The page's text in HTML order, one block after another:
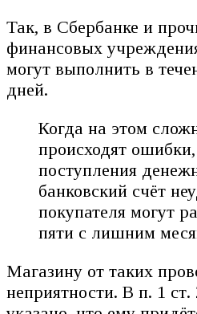
Так, в Сбербанке и
финансовых
могут выполнить в
дней.
Когда на этом
происходят
поступления
банковский счёт
покупателя могут
пяти с лишним
Магазину от таких
неприятности. В п. 1